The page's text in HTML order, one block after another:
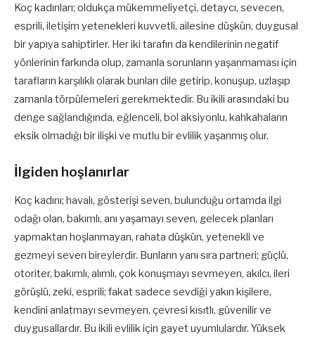
Koç kadınları; oldukça mükemmeliyetçi, detaycı, sevecen,
esprili, iletişim yetenekleri kuvvetli, ailesine düşkün, duygusal
bir yapıya sahiptirler. Her iki tarafın da kendilerinin negatif
yönlerinin farkında olup, zamanla sorunların yaşanmaması için
tarafların karşılıklı olarak bunları dile getirip, konuşup, uzlaşıp
zamanla törpülemeleri gerekmektedir. Bu ikili arasındaki bu
denge sağlandığında, eğlenceli, bol aksiyonlu, kahkahaların
eksik olmadığı bir ilişki ve mutlu bir evlilik yaşanmış olur.
İlgiden hoşlanırlar
Koç kadını; havalı, gösterişi seven, bulunduğu ortamda ilgi
odağı olan, bakımlı, anı yaşamayı seven, gelecek planları
yapmaktan hoşlanmayan, rahata düşkün, yetenekli ve
gezmeyi seven bireylerdir. Bunların yanı sıra partneri; güçlü,
otoriter, bakımlı, alımlı, çok konuşmayı sevmeyen, akılcı, ileri
görüşlü, zeki, esprili; fakat sadece sevdiği yakın kişilere,
kendini anlatmayı sevmeyen, çevresi kısıtlı, güvenilir ve
duygusallardır. Bu ikili evlilik için gayet uyumlulardır. Yüksek